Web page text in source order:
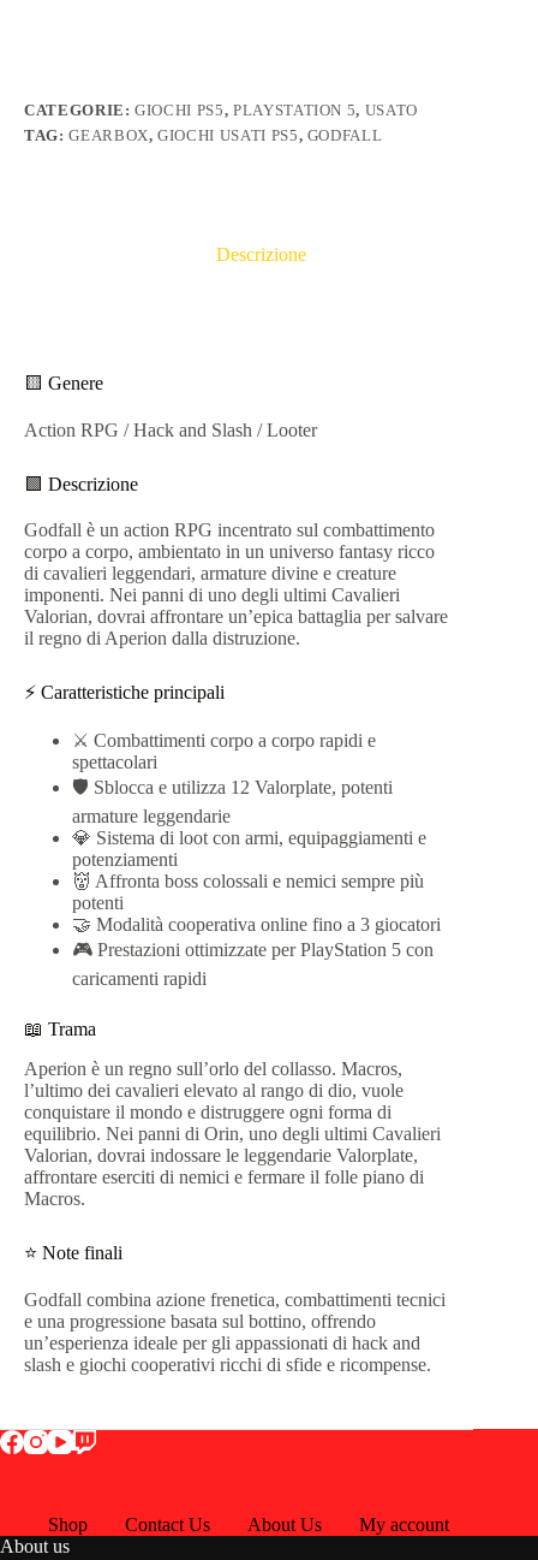
CATEGORIE:GIOCHI PS5, PLAYSTATION 5, USATO
TAG:GEARBOX,GIOCHI USATI PS5, GODFALL
Descrizione
🟨 Genere
Action RPG / Hack and Slash / Looter
🟩 Descrizione
Godfall è un action RPG incentrato sul combattimento
corpo a corpo, ambientato in un universo fantasy ricco
di cavalieri leggendari, armature divine e creature
imponenti. Nei panni di uno degli ultimi Cavalieri
Valorian, dovrai affrontare un’epica battaglia per salvare
il regno di Aperion dalla distruzione.
⚡ Caratteristiche principali
⚔️ Combattimenti corpo a corpo rapidi e
spettacolari
🛡️ Sblocca e utilizza 12 Valorplate, potenti
armature leggendarie
💎 Sistema di loot con armi, equipaggiamenti e
potenziamenti
👹 Affronta boss colossali e nemici sempre più
potenti
🤝 Modalità cooperativa online fino a 3 giocatori
🎮 Prestazioni ottimizzate per PlayStation 5 con
caricamenti rapidi
📖 Trama
Aperion è un regno sull’orlo del collasso. Macros,
l’ultimo dei cavalieri elevato al rango di dio, vuole
conquistare il mondo e distruggere ogni forma di
equilibrio. Nei panni di Orin, uno degli ultimi Cavalieri
Valorian, dovrai indossare le leggendarie Valorplate,
affrontare eserciti di nemici e fermare il folle piano di
Macros.
⭐ Note finali
Godfall combina azione frenetica, combattimenti tecnici
e una progressione basata sul bottino, offrendo
un’esperienza ideale per gli appassionati di hack and
slash e giochi cooperativi ricchi di sfide e ricompense.
Shop Contact Us About Us
My account
About us